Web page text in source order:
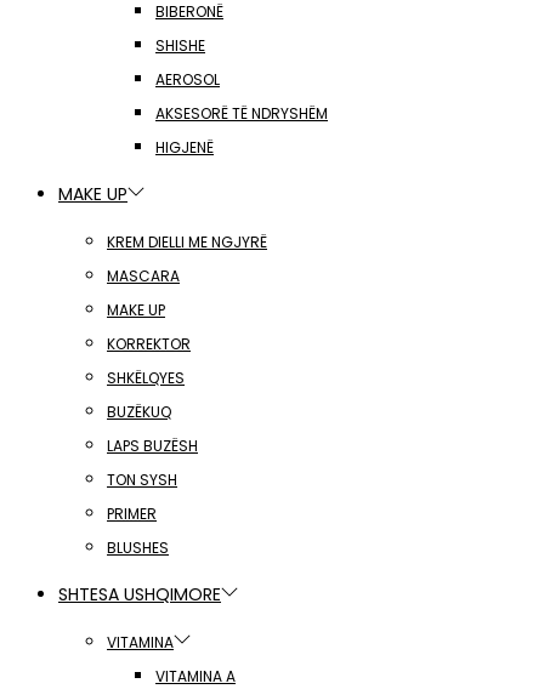
BIBERONË
SHISHE
AEROSOL
AKSESORË TË NDRYSHËM
HIGJENË
MAKE UP
KREM DIELLI ME NGJYRË
MASCARA
MAKE UP
KORREKTOR
SHKËLQYES
BUZËKUQ
LAPS BUZËSH
TON SYSH
PRIMER
BLUSHES
SHTESA USHQIMORE
VITAMINA
VITAMINA A